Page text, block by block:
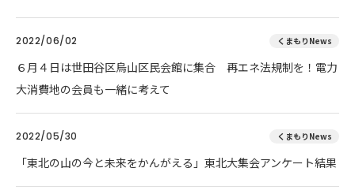
2022/06/02 くまもりNews
６月４日は世田谷区烏山区民会館に集合 再エネ法規制を！電力
大消費地の会員も一緒に考えて
2022/05/30 くまもりNews
「東北の山の今と未来をかんがえる」東北大集会アンケート結果